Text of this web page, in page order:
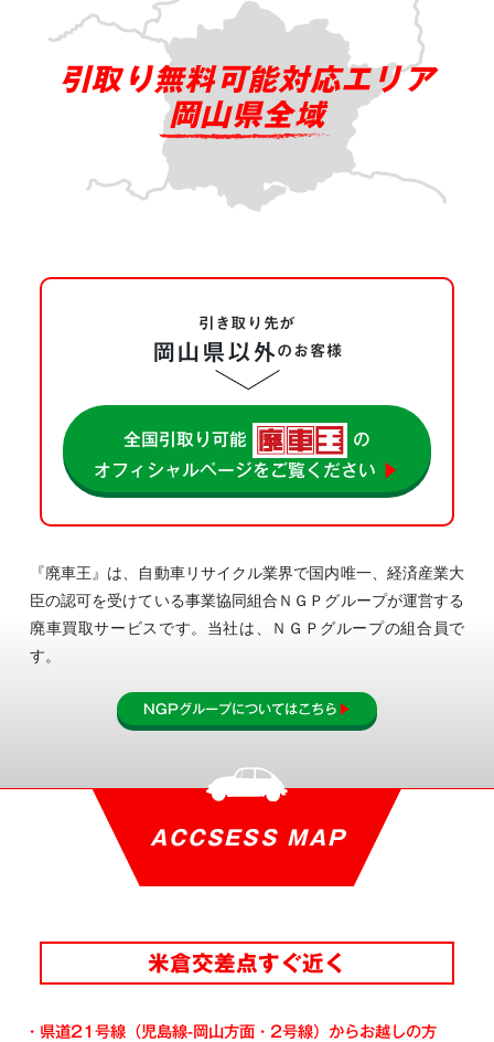
引取り無料可能対応エリア
岡山県全域
引き取り先が
岡山県以外の お客様
全国引取り可能
の
オフィシャルページをご覧ください
▶
『廃車王』は、自動車リサイクル業界で国内唯一、経済産業大
臣の認可を受けている事業協同組合 ＮＧＰグループが運営する
廃車買取サービスです。当社は、ＮＧＰグループの組合員で
す。
NGPグループについてはこちら ▶
ACCSESS MAP
米倉交差点すぐ近く
・県道21号線（児島線-岡山方面・2号線）からお越しの方